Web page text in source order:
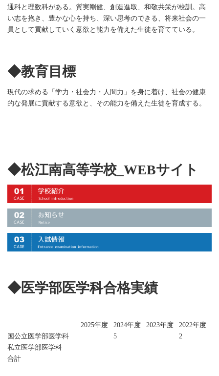
通科と理数科がある。質実剛健、創造進取、和敬共栄が校訓。高
い志を抱き、豊かな心を持ち、深い思考のできる、将来社会の一
員として貢献していく意欲と能力を備えた生徒を育てている。
◆教育目標
現代の求める「学力・社会力・人間力」を身に着け、社会の健康
的な発展に貢献する意欲と、その能力を備えた生徒を育成する。
◆松江南高等学校_WEBサイト
◆医学部医学科合格実績
2025年度 2024年度 2023年度
2022年度
国公立医学部医学科
5
2
私立医学部医学科
合計